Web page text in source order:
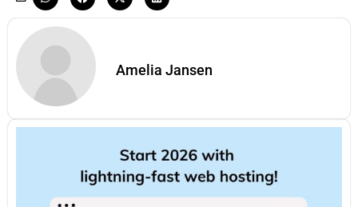
Amelia Jansen